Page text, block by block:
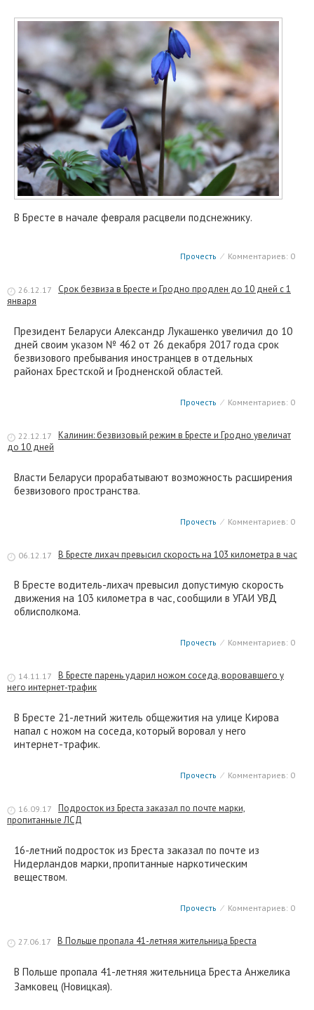
В Бресте в начале февраля расцвели подснежнику.
Прочесть ⁄ Комментариев: 0
26.12.17
Срок безвиза в Бресте и Гродно продлен до 10 дней с 1
января
Президент Беларуси Александр Лукашенко увеличил до 10
дней своим указом № 462 от 26 декабря 2017 года срок
безвизового пребывания иностранцев в отдельных
районах Брестской и Гродненской областей.
Прочесть ⁄ Комментариев: 0
22.12.17
Калинин: безвизовый режим в Бресте и Гродно увеличат
до 10 дней
Власти Беларуси прорабатывают возможность расширения
безвизового пространства.
Прочесть ⁄ Комментариев: 0
06.12.17 В Бресте лихач превысил скорость на 103 километра в час
В Бресте водитель-лихач превысил допустимую скорость
движения на 103 километра в час, сообщили в УГАИ УВД
облисполкома.
Прочесть ⁄ Комментариев: 0
14.11.17
В Бресте парень ударил ножом соседа, воровавшего у
него интернет-трафик
В Бресте 21-летний житель общежития на улице Кирова
напал с ножом на соседа, который воровал у него
интернет-трафик.
Прочесть ⁄ Комментариев: 0
16.09.17
Подросток из Бреста заказал по почте марки,
пропитанные ЛСД
16-летний подросток из Бреста заказал по почте из
Нидерландов марки, пропитанные наркотическим
веществом.
Прочесть ⁄ Комментариев: 0
27.06.17 В Польше пропала 41-летняя жительница Бреста
В Польше пропала 41-летняя жительница Бреста Анжелика
Замковец (Новицкая).